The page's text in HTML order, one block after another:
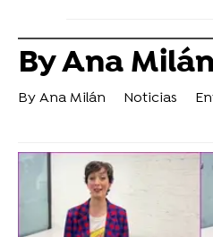
By Ana Milán
By Ana Milán Noticias